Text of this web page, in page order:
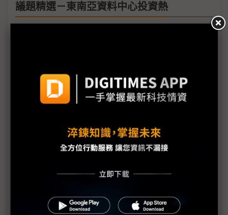
議題精選－東南亞資料中心投資熱
建置中
日月光新加坡拚先進測試 官方鼓勵大廠合攻矽光子
（專訪）星馬AI生態系高度互補 解析微軟「東協布
AI伺服器前進柔新特區最先鋒 專訪緯穎馬來西亞總
經理劉永興